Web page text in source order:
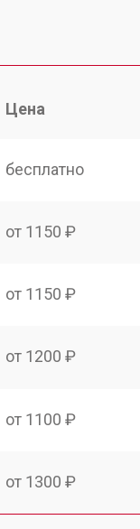
Цена
бесплатно
от 1150 ₽
от 1150 ₽
от 1200 ₽
от 1100 ₽
от 1300 ₽